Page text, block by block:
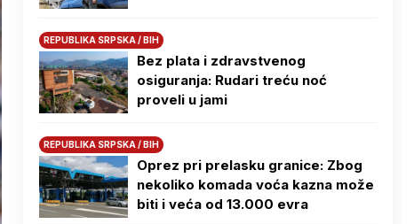
REPUBLIKA SRPSKA / BIH
Bez plata i zdravstvenog
osiguranja: Rudari treću noć
proveli u jami
REPUBLIKA SRPSKA / BIH
Oprez pri prelasku granice: Zbog
nekoliko komada voća kazna može
biti i veća od 13.000 evra